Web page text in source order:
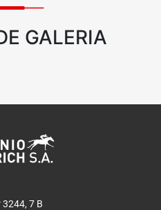
GALERIA
3244, 7 B